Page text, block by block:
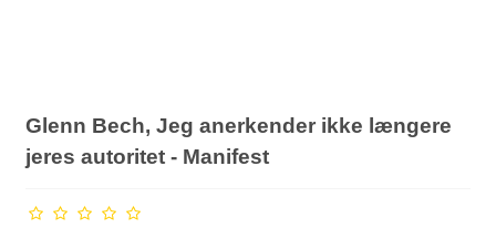
Glenn Bech, Jeg anerkender ikke længere
jeres autoritet - Manifest